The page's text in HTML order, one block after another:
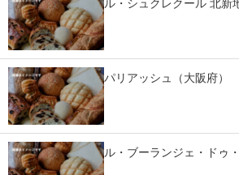
ル・シュクレクール 北新
パリアッシュ（大阪府）
ル・ブーランジェ・ドゥ